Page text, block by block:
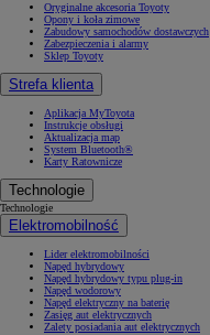
Oryginalne akcesoria Toyoty
Opony i koła zimowe
Zabudowy samochodów dostawczych
Zabezpieczenia i alarmy
Sklep Toyoty
Strefa klienta
Aplikacja MyToyota
Instrukcje obsługi
Aktualizacja map
System Bluetooth®
Karty Ratownicze
Technologie
Technologie
Elektromobilność
Lider elektromobilności
Napęd hybrydowy
Napęd hybrydowy typu plug-in
Napęd wodorowy
Napęd elektryczny na baterię
Zasięg aut elektrycznych
Zalety posiadania aut elektrycznych